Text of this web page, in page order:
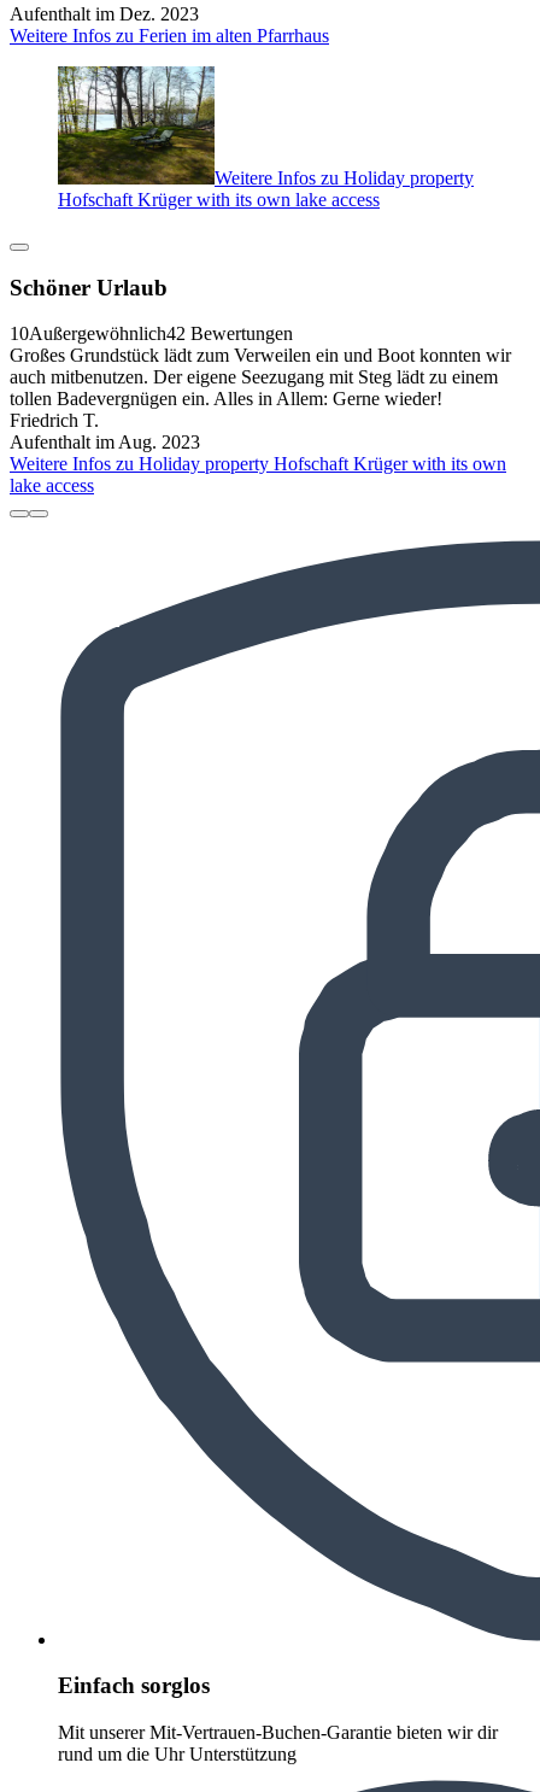
Aufenthalt im Dez. 2023
Weitere Infos zu Ferien im alten Pfarrhaus
Weitere Infos zu Holiday property
Hofschaft Krüger with its own lake access
Schöner Urlaub
10Außergewöhnlich42 Bewertungen
Großes Grundstück lädt zum Verweilen ein und Boot konnten wir
auch mitbenutzen. Der eigene Seezugang mit Steg lädt zu einem
tollen Badevergnügen ein. Alles in Allem: Gerne wieder!
Friedrich T.
Aufenthalt im Aug. 2023
Weitere Infos zu Holiday property Hofschaft Krüger with its own
lake access
Einfach sorglos
Mit unserer Mit-Vertrauen-Buchen-Garantie bieten wir dir
rund um die Uhr Unterstützung